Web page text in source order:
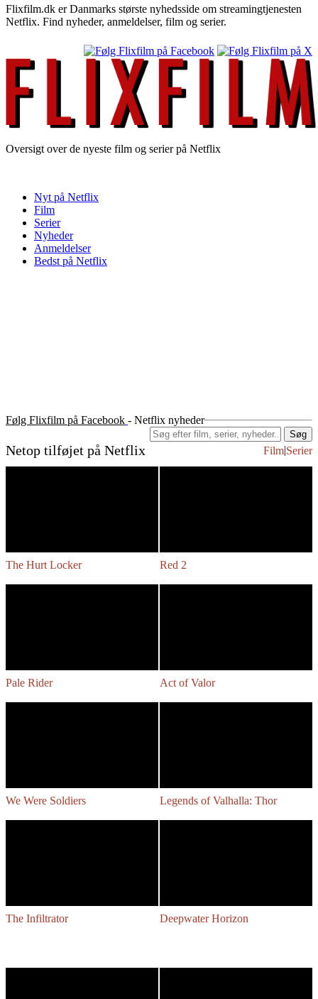
Flixfilm.dk er Danmarks største nyhedsside om streamingtjenesten
Netflix. Find nyheder, anmeldelser, film og serier.
Oversigt over de nyeste film og serier på Netflix
Nyt på Netflix
Film
Serier
Nyheder
Anmeldelser
Bedst på Netflix
Følg Flixfilm på Facebook - Netflix nyheder
Søg
Netop tilføjet på Netflix Film|Serier
The Hurt Locker Red 2
Pale Rider Act of Valor
We Were Soldiers Legends of Valhalla: Thor
The Infiltrator Deepwater Horizon